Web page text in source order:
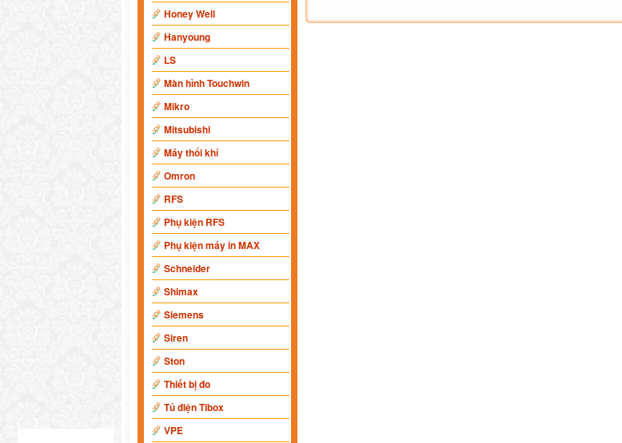
Honey Well
Hanyoung
LS
Màn hình Touchwin
Mikro
Mitsubishi
Máy thổi khí
Omron
RFS
Phụ kiện RFS
Phụ kiện máy in MAX
Schneider
Shimax
Siemens
Siren
Ston
Thiết bị đo
Tủ điện Tibox
VPE